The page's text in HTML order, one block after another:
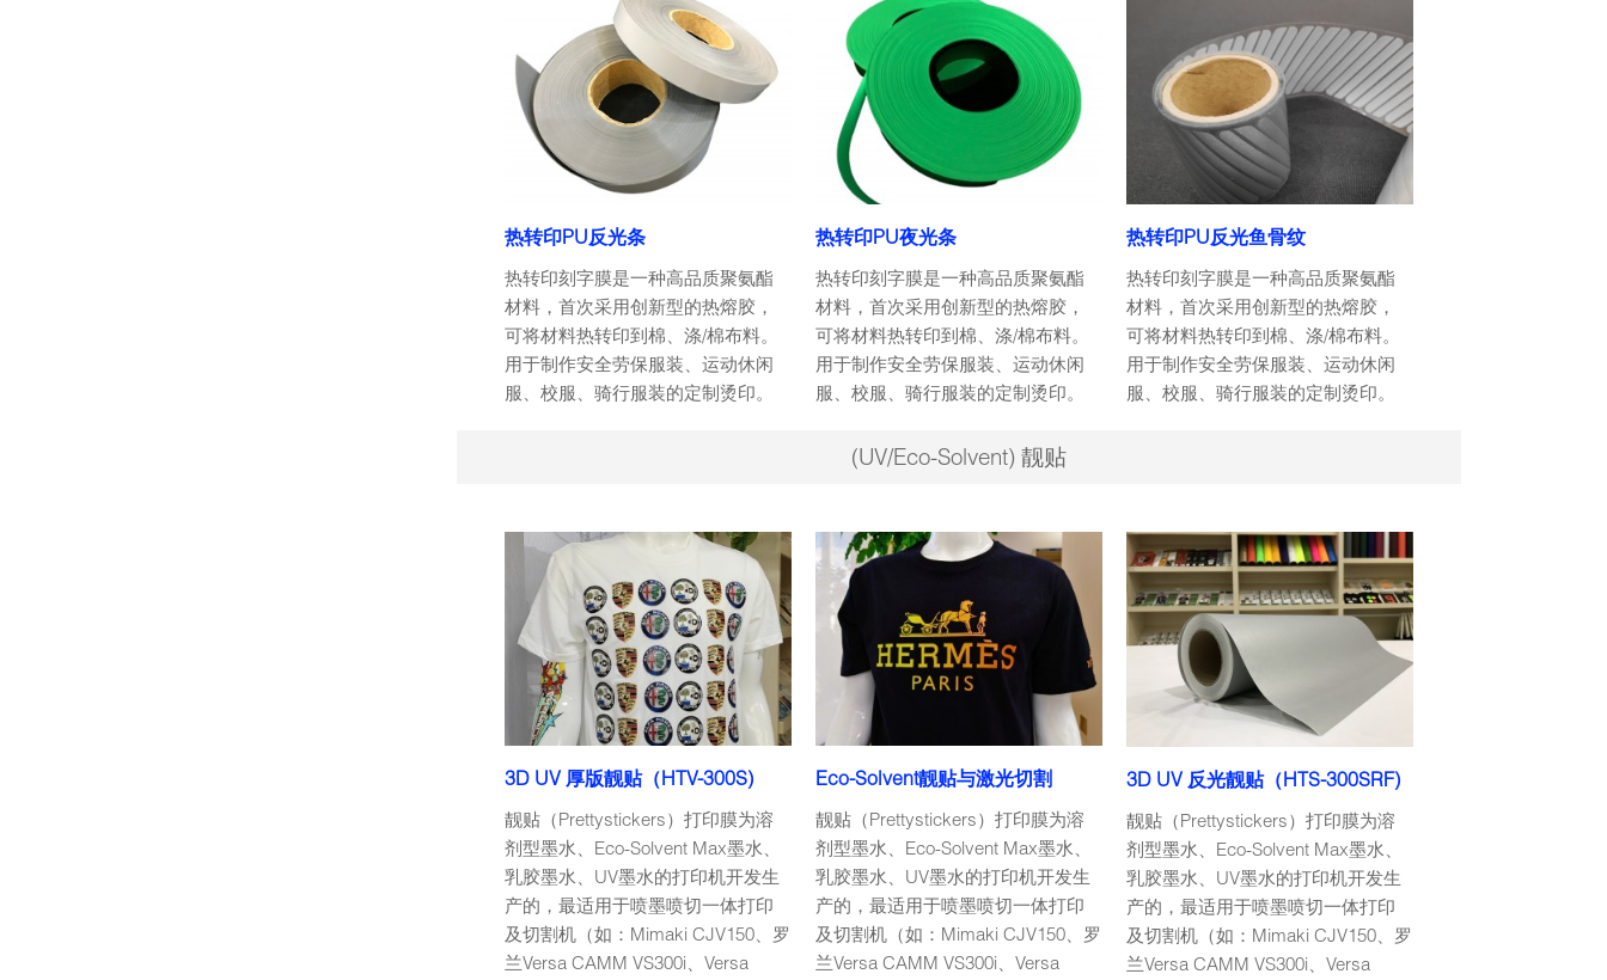
热转印PU反光条
热转印刻字膜是一种高品质聚氨酯
材料，首次采用创新型的热熔胶，
可将材料热转印到棉、涤/棉布料。
用于制作安全劳保服装、运动休闲
服、校服、骑行服装的定制烫印。
热转印PU夜光条
热转印刻字膜是一种高品质聚氨酯
材料，首次采用创新型的热熔胶，
可将材料热转印到棉、涤/棉布料。
用于制作安全劳保服装、运动休闲
服、校服、骑行服装的定制烫印。
热转印PU反光鱼骨纹
热转印刻字膜是一种高品质聚氨酯
材料，首次采用创新型的热熔胶，
可将材料热转印到棉、涤/棉布料。
用于制作安全劳保服装、运动休闲
服、校服、骑行服装的定制烫印。
(UV/Eco-Solvent) 靓贴
3D UV 厚版靓贴（HTV-300S)
靓贴（Prettystickers）打印膜为溶
剂型墨水、Eco-Solvent Max墨水、
乳胶墨水、UV墨水的打印机开发生
产的，最适用于喷墨喷切一体打印
及切割机（如：Mimaki CJV150、罗
兰Versa CAMM VS300i、Versa
Eco-Solvent靓贴与激光切割
靓贴（Prettystickers）打印膜为溶
剂型墨水、Eco-Solvent Max墨水、
乳胶墨水、UV墨水的打印机开发生
产的，最适用于喷墨喷切一体打印
及切割机（如：Mimaki CJV150、罗
兰Versa CAMM VS300i、Versa
3D UV 反光靓贴（HTS-300SRF)
靓贴（Prettystickers）打印膜为溶
剂型墨水、Eco-Solvent Max墨水、
乳胶墨水、UV墨水的打印机开发生
产的，最适用于喷墨喷切一体打印
及切割机（如：Mimaki CJV150、罗
兰Versa CAMM VS300i、Versa